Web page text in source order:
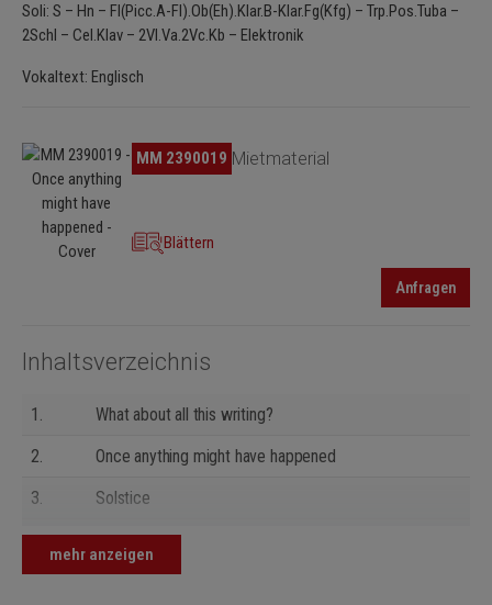
Soli: S – Hn – Fl(Picc.A-Fl).Ob(Eh).Klar.B-Klar.Fg(Kfg) – Trp.Pos.Tuba –
2Schl – Cel.Klav – 2Vl.Va.2Vc.Kb – Elektronik
Vokaltext: Englisch
Bildergalerie überspringenMM 2390019 Mietmaterial
Blättern
Anfragen
Inhaltsverzeichnis
1.
What about all this writing?
2.
Once anything might have happened
3.
Solstice
4.
In my life the furniture eats me
5.
Drunk we go forward surely
mehr anzeigen